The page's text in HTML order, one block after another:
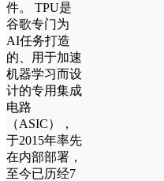
件。 TPU是
谷歌专门为
AI任务打造
的、用于加速
机器学习而设
计的专用集成
电路
（ASIC），
于2015年率先
在内部部署，
至今已历经7